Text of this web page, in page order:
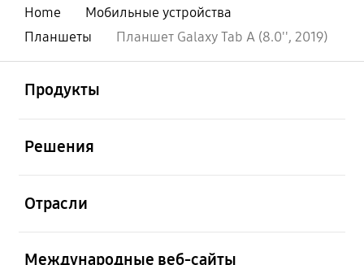
Home
Мобильные устройства
Планшеты
Планшет Galaxy Tab A (8.0'', 2019)
Продукты
Решения
Отрасли
Международные веб-сайты